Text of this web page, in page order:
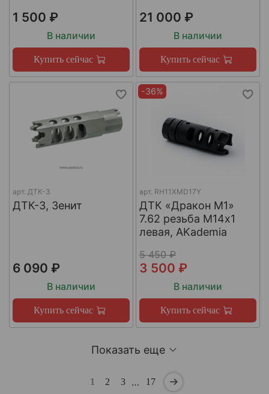
1 500 ₽
В наличии
Купить сейчас
21 000 ₽
В наличии
Купить сейчас
арт. ДТК-3
ДТК-3, Зенит
6 090 ₽
В наличии
Купить сейчас
-36%
арт. RH11XMD17Y
ДТК «Дракон М1»
7.62 резьба М14х1
левая, AKademia
5 450 ₽
3 500 ₽
В наличии
Купить сейчас
Показать еще
1 2 3 … 17